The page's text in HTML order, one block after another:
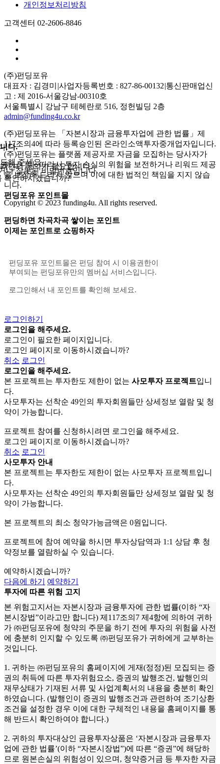
개인정보처리방침
고객센터 02-2606-8846
(주)펀딩포유
대표자 : 김경미 |사업자등록번호 : 827-86-00132|통신판매업신
고 : 제 2016-서울강남-00310호
서울특별시 강남구 테헤란로 516, 정헌빌딩 2층
admin@funding4u.co.kr
(주)펀딩포유는 「자본시장과 금융투자업에 관한 법률」제
117조의4에 따라 등록승인된 온라인소액투자중개업자입니다.
(주)펀딩포유는 플랫폼 제공자로 자금을 모집하는 당사자가
아닙니다. 따라서 투자 손실의 위험을 보전하거나 리워드 제공
을 보장해 드리지 않으며 이에 대한 법적인 책임을 지지 않습
니다.
Copyright © 2023 funding4u. All rights reserved.
.
해 주세요.
다.
인의 동의가 필요합니다.
확인하시겠습니까?
나 잘못된 비밀번호입니다.
.
펀딩포유 포인트몰
펀딩하면 차곡차곡 쌓이는 포인트
이제는 포인트로 쇼핑하자
펀딩포유 포인트몰은 펀딩 참여 시 이용권한이
부여되는 펀딩포유만의 멤버십 서비스입니다.
로그인해서 내 포인트를 확인해 보세요.
로그인하기
로그인을 해주세요.
로그인이 필요한 페이지입니다.
로그인 페이지로 이동하시겠습니까?
취소 로그인
로그인을 해주세요.
본 프로젝트는 투자한도 제한이 없는 사모투자 프로젝트입니
다.
사모투자는 선착순 49인의 투자회원들만 상세정보 열람 및 청
약이 가능합니다.
프로젝트 참여를 신청하시려면 로그인을 해주세요.
로그인 페이지로 이동하시겠습니까?
취소 로그인
사모투자 안내
본 프로젝트는 투자한도 제한이 없는 사모투자 프로젝트입니
다.
사모투자는 선착순 49인의 투자회원들만 상세정보 열람 및 청
약이 가능합니다.
본 프로젝트의 최소 청약가능금액은 0원 입니다.
프로젝트에 참여 예약을 하시면 투자상담역과 1:1 상담 후 청
약정보를 열람하실 수 있습니다.
예약하시겠습니까?
다음에 하기
예약하기
투자에 따른 위험 고지
본 위험고지서는 자본시장과 금융투자에 관한 법률(이하 “자
본시장법”이라고만 합니다) 제117조의7 제4항에 의하여 귀하
가 ㈜펀딩포유에 청약의 주문을 하기 전에 투자의 위험을 사전
에 충분히 인지할 수 있도록 ㈜펀딩포유가 귀하에게 교부하는
것입니다.
1. 귀하는 ㈜펀딩포유의 홈페이지에 게재(정정)된 모집되는 증
권의 취득에 따른 투자위험요소, 증권의 발행조건, 발행인의
재무상태가 기재된 서류 및 사업계획서의 내용을 충분히 확인
하였습니다. (발행인이 증권의 발행조건과 관련하여 조기상환
조건을 설정한 경우 이에 대한 구체적인 내용을 홈페이지를 통
해 반드시 확인하여야 합니다.)
2. 귀하의 투자대상인 금융투자상품은 ‘자본시장과 금융투자
업에 관한 법률’(이하 “자본시장법”)에 따른 “증권”에 해당하
므로 원본손실의 위험성이 있으며, 청약증거금 등 투자한 자금